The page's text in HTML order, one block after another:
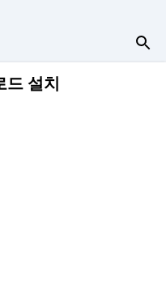
드 설치